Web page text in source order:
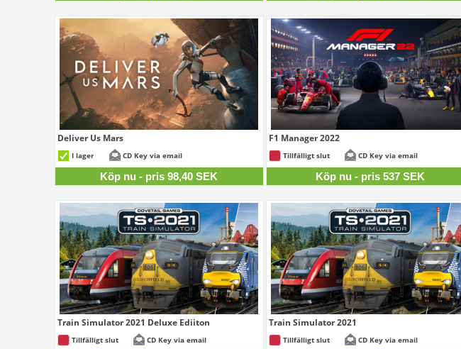
Deliver Us Mars
I lager CD Key via email
Köp nu - pris 98,40 SEK
F1 Manager 2022
537 SEK
Tillfälligt slut CD Key via email
Köp nu - pris 537 SEK
Train Simulator 2021 Deluxe Ediiton
104 SEK
Tillfälligt slut CD Key via email
Train Simulator 2021
Tillfälligt slut CD Key via email